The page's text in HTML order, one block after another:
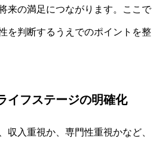
来の満足につながります。ここで
を判断するうえでのポイントを整
イフステージの明確化
収入重視か、専門性重視かなど、